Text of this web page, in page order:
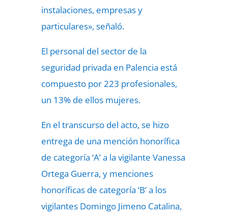
instalaciones, empresas y
particulares», señaló.
El personal del sector de la
seguridad privada en Palencia está
compuesto por 223 profesionales,
un 13% de ellos mujeres.
En el transcurso del acto, se hizo
entrega de una mención honorífica
de categoría ‘A’ a la vigilante Vanessa
Ortega Guerra, y menciones
honoríficas de categoría ‘B’ a los
vigilantes Domingo Jimeno Catalina,